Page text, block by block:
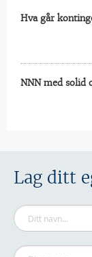
Hva går
NNN med solid
Lag ditt